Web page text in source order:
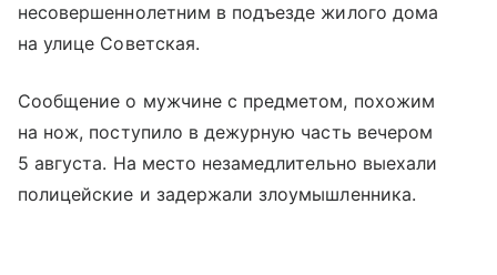
несовершеннолетним в подъезде жилого дома
на улице Советская.
Сообщение о мужчине с предметом, похожим
на нож, поступило в дежурную часть вечером
5 августа. На место незамедлительно выехали
полицейские и задержали злоумышленника.